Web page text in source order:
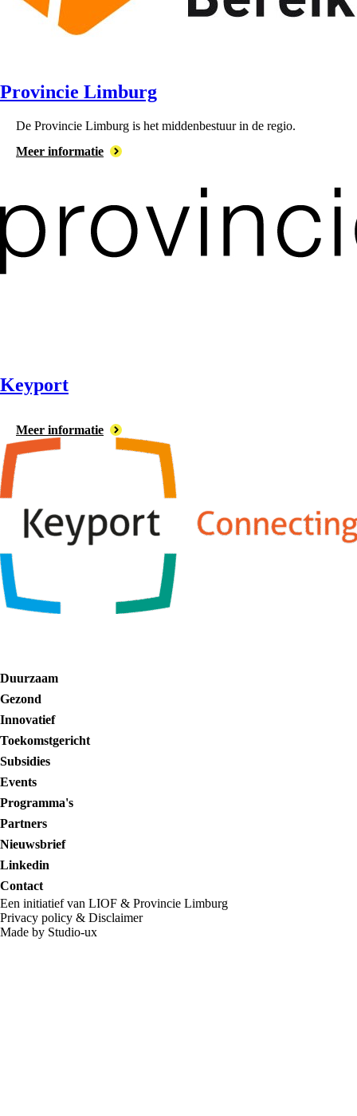
Provincie Limburg
De ⁠Provincie Limburg is het middenbestuur in de regio.
Meer informatie
Keyport
Meer informatie
Duurzaam
Gezond
Innovatief
Toekomstgericht
Subsidies
Events
Programma's
Partners
Nieuwsbrief
Linkedin
Contact
Een initiatief van LIOF & Provincie Limburg
Privacy policy & Disclaimer
Made by Studio-ux